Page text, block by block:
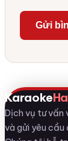
Karaoke
Dịch vụ tư vấn
và gửi yêu cầu